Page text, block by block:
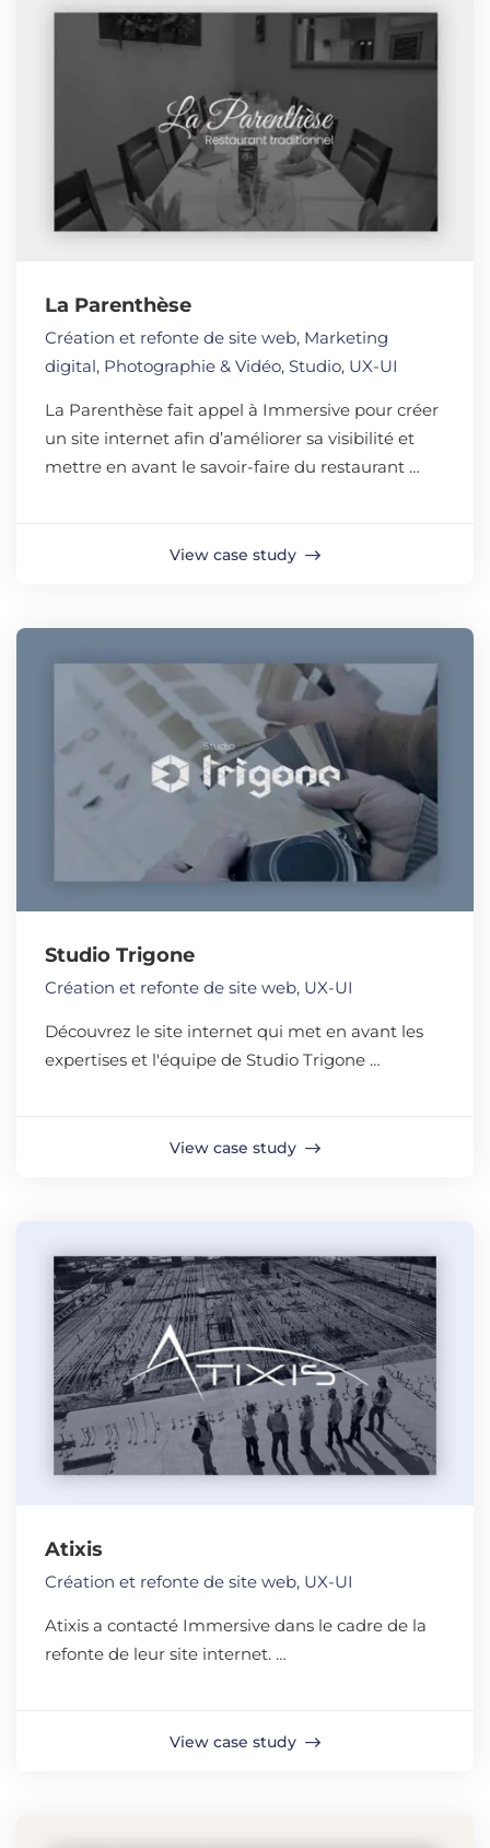
La Parenthèse
Création et refonte de site web, Marketing
digital, Photographie & Vidéo, Studio, UX-UI
La Parenthèse fait appel à Immersive pour créer
un site internet afin d’améliorer sa visibilité et
mettre en avant le savoir-faire du restaurant …
View case study
Studio Trigone
Création et refonte de site web, UX-UI
Découvrez le site internet qui met en avant les
expertises et l'équipe de Studio Trigone …
View case study
Atixis
Création et refonte de site web, UX-UI
Atixis a contacté Immersive dans le cadre de la
refonte de leur site internet. …
View case study